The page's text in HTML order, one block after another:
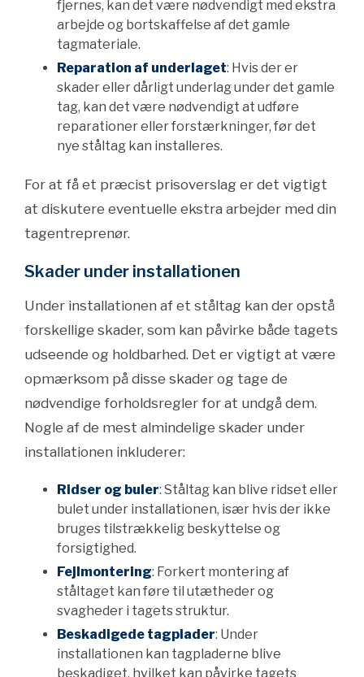
fjernes, kan det være nødvendigt med ekstra
arbejde og bortskaffelse af det gamle
tagmateriale.
Reparation af underlaget: Hvis der er
skader eller dårligt underlag under det gamle
tag, kan det være nødvendigt at udføre
reparationer eller forstærkninger, før det
nye ståltag kan installeres.
For at få et præcist prisoverslag er det vigtigt
at diskutere eventuelle ekstra arbejder med din
tagentreprenør.
Skader under installationen
Under installationen af et ståltag kan der opstå
forskellige skader, som kan påvirke både tagets
udseende og holdbarhed. Det er vigtigt at være
opmærksom på disse skader og tage de
nødvendige forholdsregler for at undgå dem.
Nogle af de mest almindelige skader under
installationen inkluderer:
Ridser og buler: Ståltag kan blive ridset eller
bulet under installationen, især hvis der ikke
bruges tilstrækkelig beskyttelse og
forsigtighed.
Fejlmontering: Forkert montering af
ståltaget kan føre til utætheder og
svagheder i tagets struktur.
Beskadigede tagplader: Under
installationen kan tagpladerne blive
beskadiget, hvilket kan påvirke tagets